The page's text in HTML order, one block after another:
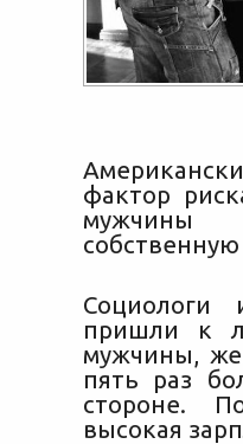
фактор
мужчины
пришли к
мужчины,
пять раз
стороне.
высокая